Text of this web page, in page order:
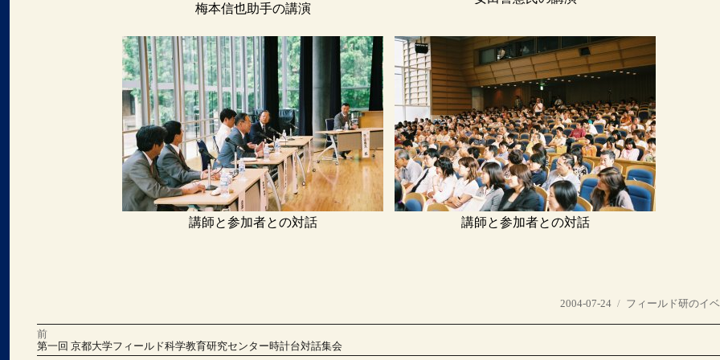
梅本信也助手の講演
講師と参加者との対話 講師と参加者との対話
投
2004-07-24
カ
リ
フィールド研のイ
投
前
前
の
第一回 京都大学フィールド科学教育研究センター時計台対話集会